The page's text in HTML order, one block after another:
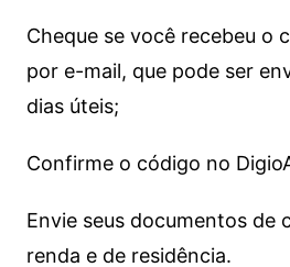
Cheque se você recebeu o
por e-mail, que pode ser
dias úteis;
Confirme o código no
Envie seus documentos de
renda e de residência.